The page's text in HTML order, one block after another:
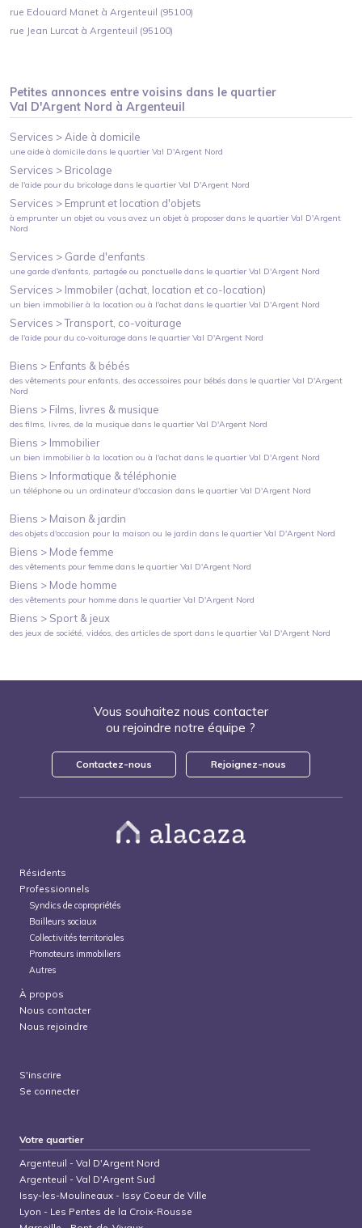
rue Edouard Manet à Argenteuil (95100)
rue Jean Lurcat à Argenteuil (95100)
Petites annonces entre voisins dans le quartier
Val D'Argent Nord àArgenteuil
Services >Aide à domicile
une aide à domicile dans le quartierVal D'Argent Nord
Services > Bricolage
de l'aide pour du bricolage dans le quartierVal D'Argent Nord
Services > Emprunt et location d'objets
à emprunter un objet ou vous avez un objet à proposer dans le quartierVal D'Argent
Nord
Services > Garde d'enfants
une garde d'enfants, partagée ou ponctuelle dans le quartierVal D'Argent Nord
Services > Immobiler (achat, location et co-location)
un bien immobilier à la location ou à l'achat dans le quartierVal D'Argent Nord
Services >Transport, co-voiturage
de l'aide pour du co-voiturage dans le quartierVal D'Argent Nord
Biens > Enfants & bébés
des vêtements pour enfants, des accessoires pour bébés dans le quartierVal D'Argent
Nord
Biens > Films, livres & musique
des films, livres, de la musique dans le quartierVal D'Argent Nord
Biens > Immobilier
un bien immobilier à la location ou à l'achat dans le quartierVal D'Argent Nord
Biens > Informatique & téléphonie
un téléphone ou un ordinateur d'occasion dans le quartierVal D'Argent Nord
Biens > Maison & jardin
des objets d'occasion pour la maison ou le jardin dans le quartierVal D'Argent Nord
Biens > Mode femme
des vêtements pour femme dans le quartierVal D'Argent Nord
Biens > Mode homme
des vêtements pour homme dans le quartierVal D'Argent Nord
Biens > Sport & jeux
des jeux de société, vidéos, des articles de sport dans le quartierVal D'Argent Nord
Vous souhaitez nous contacter
ou rejoindre notre équipe ?
Contactez-nous Rejoignez-nous
Résidents
Professionnels
Syndics de copropriétés
Bailleurs sociaux
Collectivités territoriales
Promoteurs immobiliers
Autres
À propos
Nous contacter
Nous rejoindre
S'inscrire
Se connecter
Votre quartier
Argenteuil -Val D'Argent Nord
Argenteuil -Val D'Argent Sud
Issy-les-Moulineaux - Issy Coeur de Ville
Lyon - Les Pentes de la Croix-Rousse